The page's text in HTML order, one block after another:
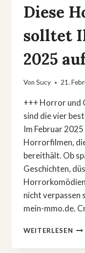
Diese
solltet
2025
Von Sucy 21.
+++ Horror und
sind die vier
Im Februar
Horrorfilmen,
bereithält. Ob
Geschichten,
nicht verpassen
mein-mmo.de.
WEITERLESEN